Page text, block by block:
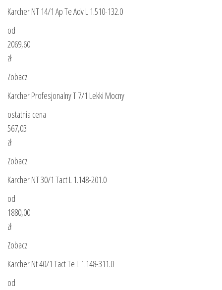
Karcher NT 14/1 Ap Te Adv L 1.510-132.0
od
2069,60
zł
Zobacz
Karcher Profesjonalny T 7/1 Lekki Mocny
ostatnia cena
567,03
zł
Zobacz
Karcher NT 30/1 Tact L 1.148-201.0
od
1880,00
zł
Zobacz
Karcher Nt 40/1 Tact Te L 1.148-311.0
od